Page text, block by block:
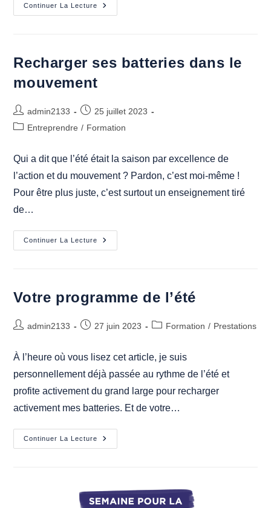
Continuer La Lecture
Tête
Cassée
Recharger ses batteries dans le
mouvement
Auteur/autrice
de
admin2133
Publication
publiée :
25 juillet 2023
PostEntreprendre / Formation
Qui a dit que l’été était la saison par excellence de
l’action et du mouvement ? Pardon, c’est moi-même !
Pour être plus juste, c’est surtout un enseignement tiré
de…
Continuer La Lecture
Recharger
Ses
Votre programme de l’été
Auteur/autrice
la
publication :
admin2133
Publication
27 juin 2023
PostFormation / Prestations
À l’heure où vous lisez cet article, je suis
personnellement déjà passée au rythme de l’été et
profite activement du grand large pour recharger
activement mes batteries. Et de votre…
Continuer La Lecture
Votre
Programme